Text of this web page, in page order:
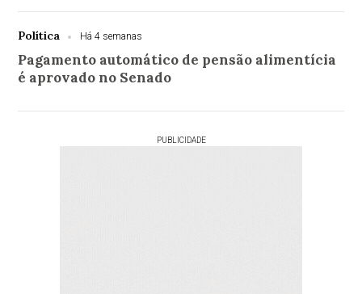
Política Há 4 semanas
Pagamento automático de pensão alimentícia
é aprovado no Senado
PUBLICIDADE